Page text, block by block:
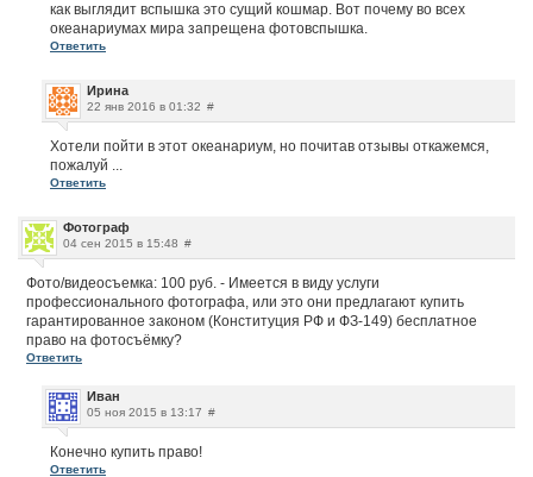
как выглядит вспышка это сущий кошмар. Вот почему во всех
океанариумах мира запрещена фотовспышка.
Ответить
Ирина
22 янв 2016 в 01:32 #
Хотели пойти в этот океанариум, но почитав отзывы откажемся,
пожалуй ...
Ответить
Фотограф
04 сен 2015 в 15:48 #
Фото/видеосъемка: 100 руб. - Имеется в виду услуги
профессионального фотографа, или это они предлагают купить
гарантированное законом (Конституция РФ и ФЗ-149) бесплатное
право на фотосъёмку?
Ответить
Иван
05 ноя 2015 в 13:17 #
Конечно купить право!
Ответить